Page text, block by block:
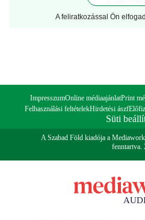
A feliratkozással Ön
ImpresszumOnline médiaajánlatPrint
Felhasználási feltételekHirdetési ászf
Süti
A Szabad Föld kiadója a
fenntartva.